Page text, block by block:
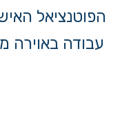
הפוטנציאל
עבודה